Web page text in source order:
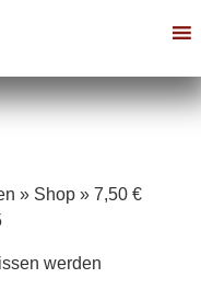
» Shop» 7,50 €
werden